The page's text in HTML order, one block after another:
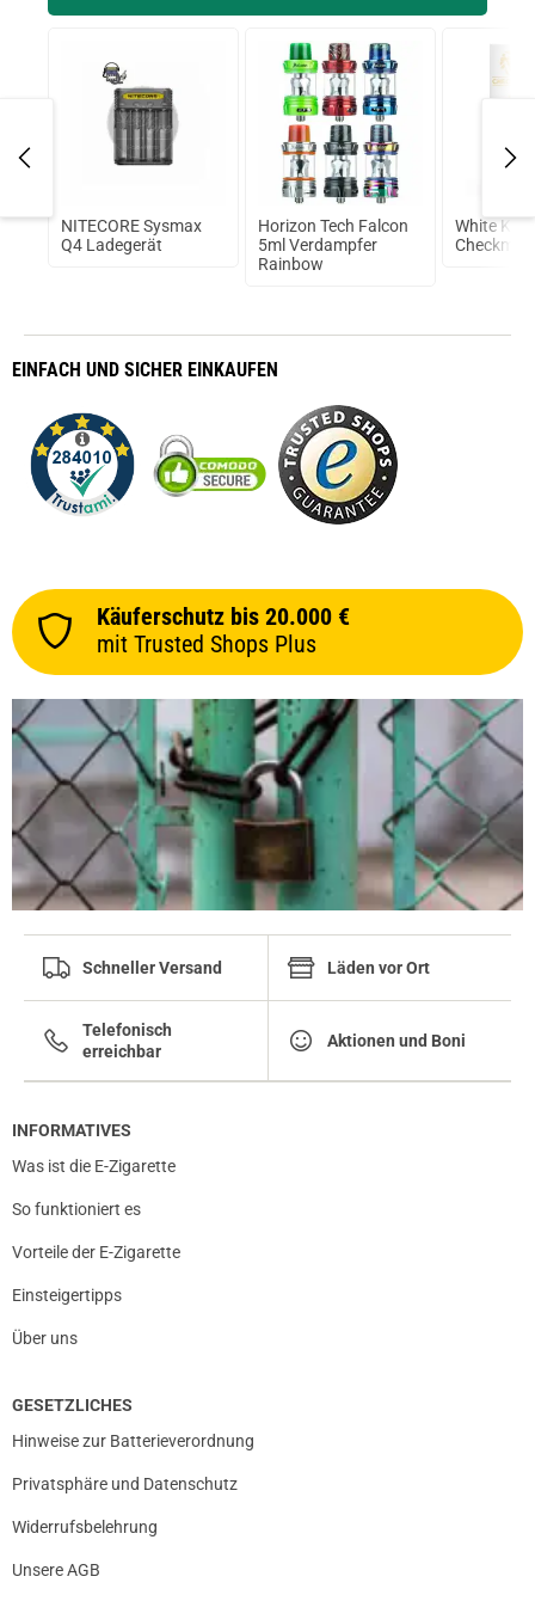
NITECORE Sysmax
Q4 Ladegerät
Horizon Tech Falcon
5ml Verdampfer
Rainbow
White
EINFACH UND SICHER EINKAUFEN
Käuferschutz bis 20.000 €
mit Trusted Shops Plus
Schneller Versand Läden vor Ort
Telefonisch
erreichbar
Aktionen und Boni
INFORMATIVES
Was ist die E-Zigarette
So funktioniert es
Vorteile der E-Zigarette
Einsteigertipps
Über uns
GESETZLICHES
Hinweise zur Batterieverordnung
Privatsphäre und Datenschutz
Widerrufsbelehrung
Unsere AGB